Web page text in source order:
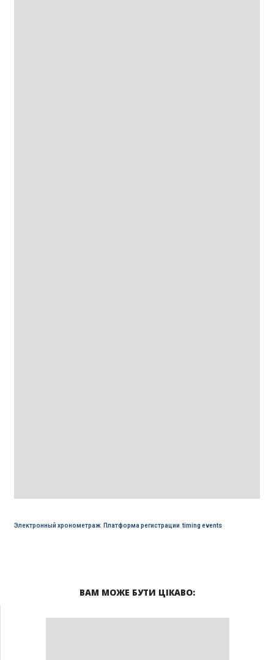
Электронный хронометраж, Платформа регистрации timing events
ВАМ МОЖЕ БУТИ ЦІКАВО: